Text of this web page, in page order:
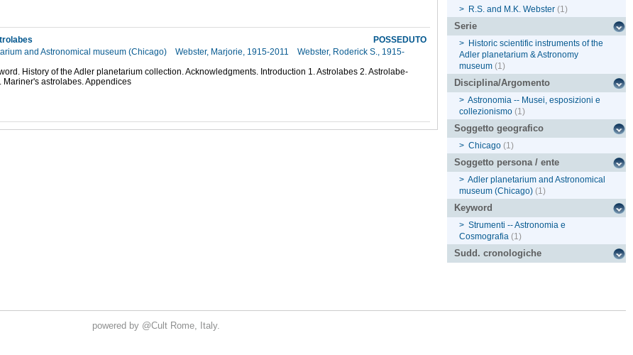
POSSEDUTO
and Astronomical museum (Chicago)
Webster, Marjorie, 1915-2011
Webster, Roderick S., 1915-
History of the Adler planetarium collection. Acknowledgments. Introduction 1. Astrolabes 2. Astrolabe-
Mariner's astrolabes. Appendices
> R.S. and M.K. Webster (1)
Serie
> Historic scientific instruments of the
Adler planetarium & Astronomy
museum (1)
Disciplina/Argomento
> Astronomia -- Musei, esposizioni e
collezionismo (1)
Soggetto geografico
> Chicago (1)
Soggetto persona / ente
> Adler planetarium and Astronomical
museum (Chicago) (1)
Keyword
> Strumenti -- Astronomia e
Cosmografia (1)
Sudd. cronologiche
powered by @Cult Rome, Italy.